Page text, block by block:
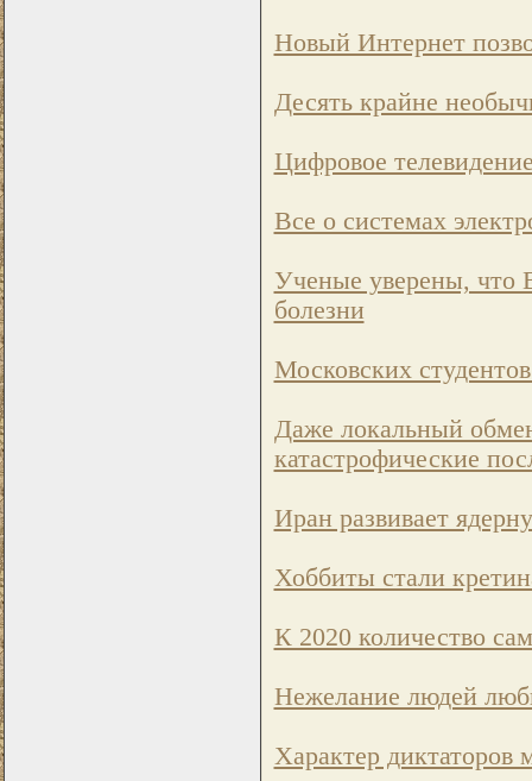
Новый Интернет
Десять крайне
Цифровое
Все о системах
Ученые уверены, что
болезни
Московских
Даже локальный
катастрофические
Иран развивает
Хоббиты стали
К 2020 количество
Нежелание людей
Характер диктаторов